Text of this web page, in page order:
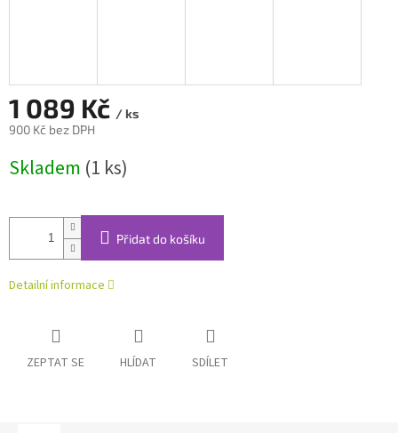
1 089 Kč / ks
900 Kč bez DPH
cena:
Skladem (1 ks)
Přidat do košíku
Detailní informace
ZEPTAT SE HLÍDAT SDÍLET